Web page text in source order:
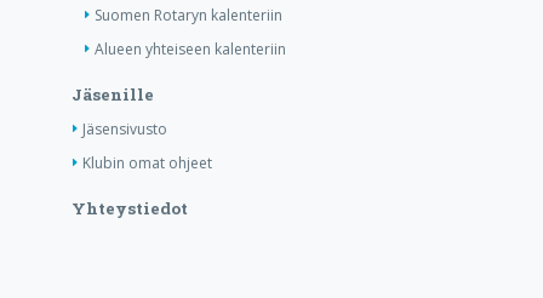
Suomen Rotaryn kalenteriin
Alueen yhteiseen kalenteriin
Jäsenille
Jäsensivusto
Klubin omat ohjeet
Yhteystiedot